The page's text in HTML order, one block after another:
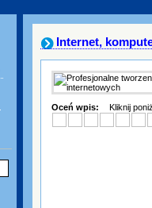
Internet,
Oceń wpis: Kliknij